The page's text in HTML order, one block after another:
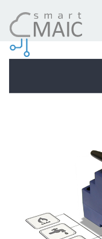
smart-